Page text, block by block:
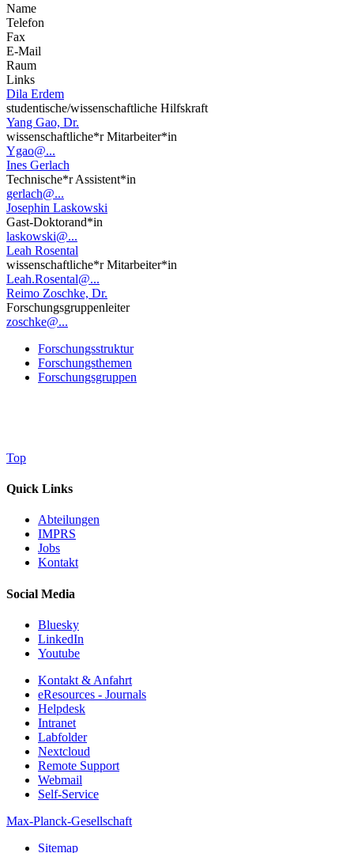
Name
Telefon
Fax
E-Mail
Raum
Links
Dila Erdem
studentische/wissenschaftliche Hilfskraft
Yang Gao, Dr.
wissenschaftliche*r Mitarbeiter*in
Ygao@...
Ines Gerlach
Technische*r Assistent*in
gerlach@...
Josephin Laskowski
Gast-Doktorand*in
laskowski@...
Leah Rosental
wissenschaftliche*r Mitarbeiter*in
Leah.Rosental@...
Reimo Zoschke, Dr.
Forschungsgruppenleiter
zoschke@...
Forschungsstruktur
Forschungsthemen
Forschungsgruppen
Top
Quick Links
Abteilungen
IMPRS
Jobs
Kontakt
Social Media
Bluesky
LinkedIn
Youtube
Kontakt & Anfahrt
eResources - Journals
Helpdesk
Intranet
Labfolder
Nextcloud
Remote Support
Webmail
Self-Service
Max-Planck-Gesellschaft
Sitemap